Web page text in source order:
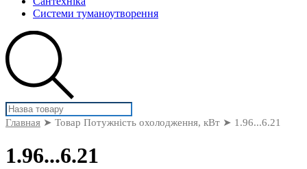
Системи туманоутворення
Поиск
товаров
Главная ➤ Товар Потужність охолодження, кВт ➤ 1.96...6.21
1.96...6.21